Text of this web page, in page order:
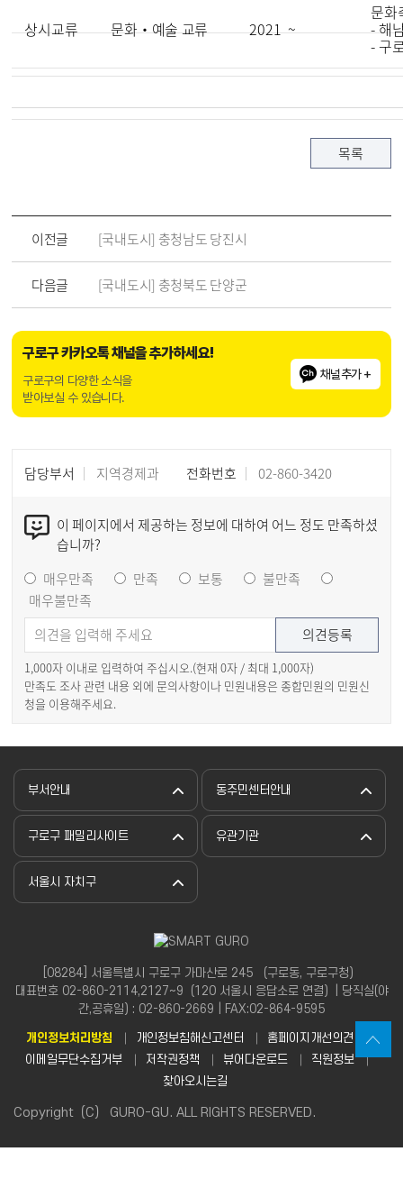
상시교류 문화‧예술 교류 2021 ~
문화
- 해
- 구
목록
이전글 [국내도시] 충청남도 당진시
다음글 [국내도시] 충청북도 단양군
구로구 카카오톡 채널을 추가하세요!
구로구의 다양한 소식을
받아보실 수 있습니다.
채널추가 +
담당부서 지역경제과 전화번호 02-860-3420
이 페이지에서 제공하는 정보에 대하여 어느 정도 만족하셨
습니까?
매우만족
만족 보통
불만족
매우불만족
1,000자 이내로 입력하여 주십시오.(현재 0자 / 최대 1,000자)
만족도 조사 관련 내용 외에 문의사항이나 민원내용은 종합민원의 민원신
청을 이용해주세요.
부서안내 동주민센터안내
구로구 패밀리사이트 유관기관
서울시 자치구
[08284] 서울특별시 구로구 가마산로 245 （구로동, 구로구청）
대표번호 02-860-2114,2127~9（120 서울시 응답소로 연결）| 당직실(야
간,공휴일) : 02-860-2669 | FAX:02-864-9595
개인정보처리방침 개인정보침해신고센터
홈페이지개선의견
이메일무단수집거부
저작권정책 뷰어다운로드
직원정보
찾아오시는길
Copyright（C） GURO-GU. ALL RIGHTS RESERVED.